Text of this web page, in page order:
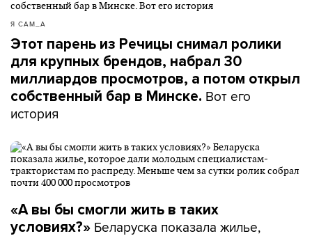
Я САМ_А
Этот парень из Речицы снимал ролики
для крупных брендов, набрал 30
миллиардов просмотров, а потом открыл
собственный бар в Минске. Вот его
история
«А вы бы смогли жить в таких
условиях?» Беларуска показала жилье,